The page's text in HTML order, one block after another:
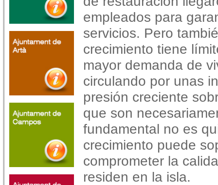
empleados para
servicios. Pero
crecimiento tiene
mayor demanda de
circulando por unas
presión creciente
que son
fundamental no es
crecimiento puede
comprometer la
residen en la isla.